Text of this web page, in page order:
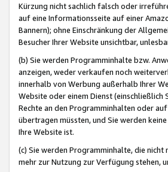
Kürzung nicht sachlich falsch oder
auf eine Informationsseite auf einer
Bannern); ohne Einschränkung der
Besucher Ihrer Website unsichtbar,
(b) Sie werden Programminhalte bzw.
anzeigen, weder verkaufen noch
innerhalb von Werbung außerhalb Ihrer
Website oder einem Dienst
Rechte an den Programminhalten oder
übertragen müssten, und Sie werden
Ihre Website ist.
(c) Sie werden Programminhalte, die
mehr zur Nutzung zur Verfügung stehen,